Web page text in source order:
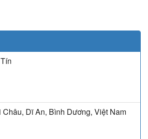
Châu, Dĩ An, Bình Dương, Việt Nam